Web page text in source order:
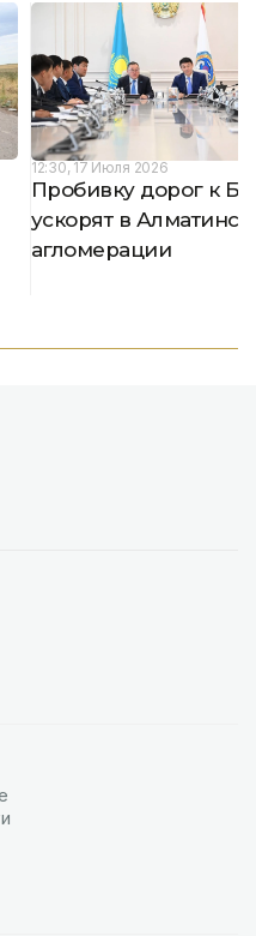
12:30, 17 Июля 2026
Пробивку дорог к
ускорят в
агломерации